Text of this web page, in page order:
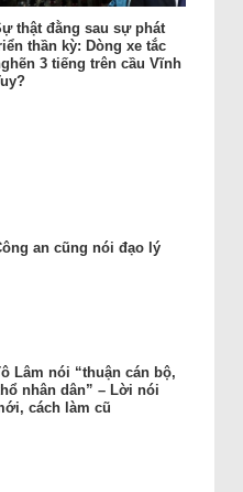
thật đằng sau sự phát
thần kỳ: Dòng xe tắc
3 tiếng trên cầu Vĩnh
an cũng nói đạo lý
Lâm nói “thuận cán bộ,
nhân dân” – Lời nói
cách làm cũ